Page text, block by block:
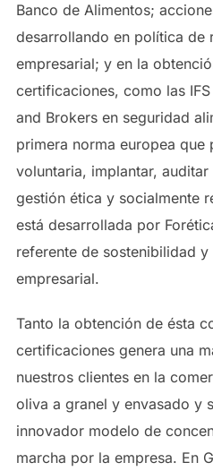
Banco de Alimentos;
desarrollando en política de
empresarial; y en la
certificaciones, como las
and Brokers en seguridad
primera norma europea que
voluntaria, implantar,
gestión ética y socialmente
está desarrollada por
referente de sostenibilidad
empresarial.
Tanto la obtención de ésta
certificaciones genera una
nuestros clientes en la
oliva a granel y envasado y
innovador modelo de
marcha por la empresa. En